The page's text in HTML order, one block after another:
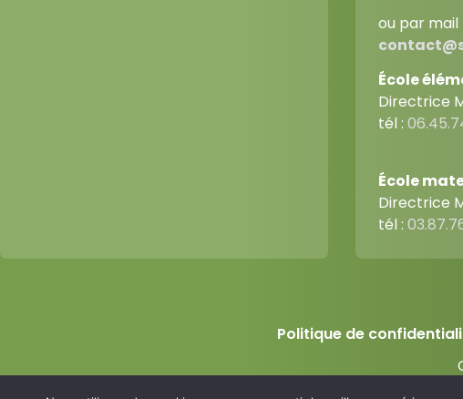
ou par
École
Directrice
tél :
École
Directrice
tél :
Politique de